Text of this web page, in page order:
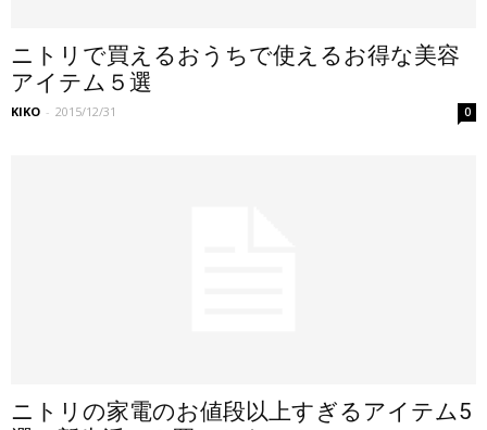
ニトリで買えるおうちで使えるお得な美容
アイテム５選
KIKO - 2015/12/31 0
ニトリの家電のお値段以上すぎるアイテム5